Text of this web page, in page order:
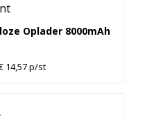
Oplader 8000mAh
14,57 p/st